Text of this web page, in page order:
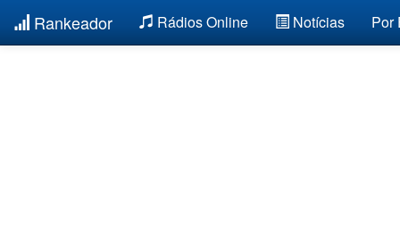
Rankeador Rádios Online Notícias Por